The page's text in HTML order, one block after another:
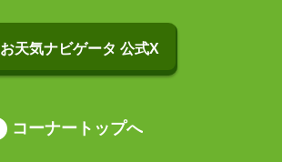
お天気ナビゲータ 公式X
コーナートップへ